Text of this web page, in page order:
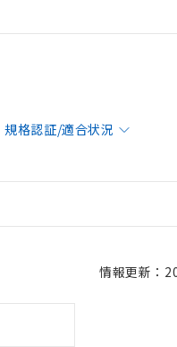
規格認証/適合状況
情報更新：